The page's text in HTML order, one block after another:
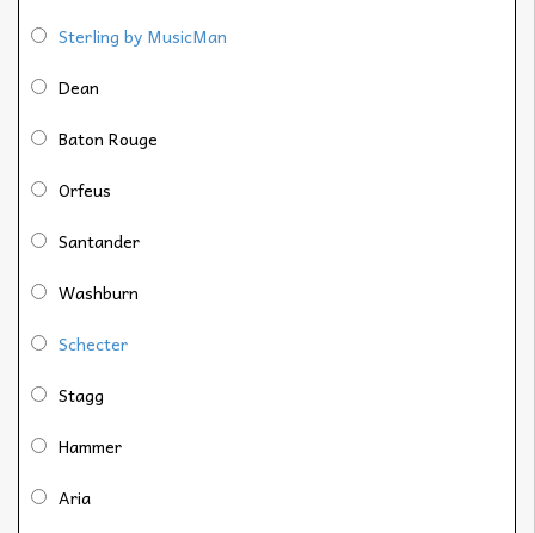
Sterling by MusicMan
Dean
Baton Rouge
Orfeus
Santander
Washburn
Schecter
Stagg
Hammer
Aria